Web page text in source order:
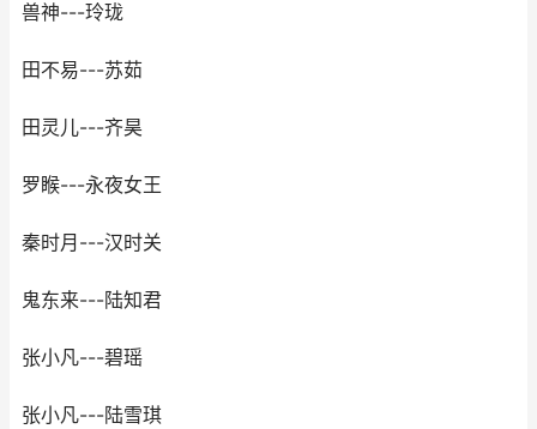
兽神---玲珑
田不易---苏茹
田灵儿---齐昊
罗睺---永夜女王
秦时月---汉时关
鬼东来---陆知君
张小凡---碧瑶
张小凡---陆雪琪